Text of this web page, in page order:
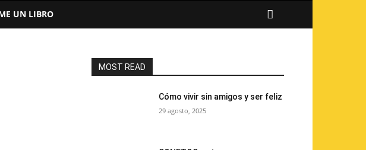
UN LIBRO
MOST READ
Cómo vivir sin amigos y ser feliz
29 agosto, 2025